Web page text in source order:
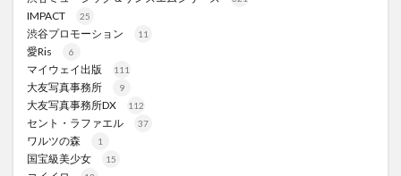
IMPACT 25
渋谷プロモーション 11
愛Ris 6
マイウェイ出版 111
大友写真事務所 9
大友写真事務所DX 112
セント・ラファエル 37
ワルツの森 1
国宝級美少女 15